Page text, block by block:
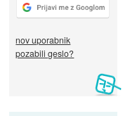
nov uporabnik
pozabili geslo?